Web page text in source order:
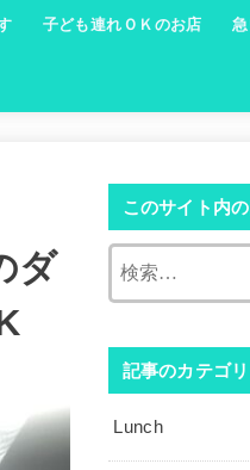
子ども連れＯＫのお店
ダ
このサイト内
記事のカテゴ
Lunch